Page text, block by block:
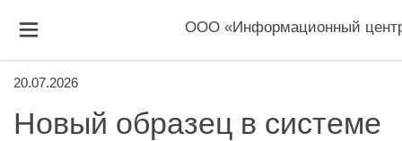
ООО «Информационный
20.07.2026
Новый образец в системе